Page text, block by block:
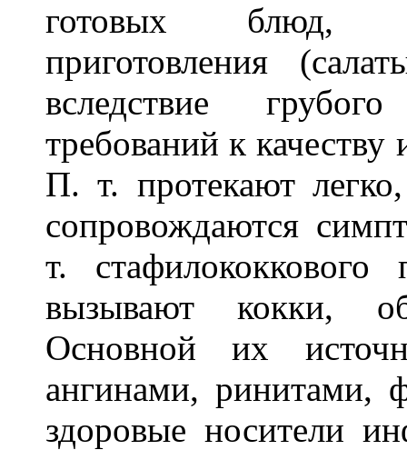
готовых блюд,
приготовления
вследствие
требований к
П. т. протекают
сопровождаются
т.
вызывают кокки,
Основной их
ангинами, ринитами,
здоровые носители